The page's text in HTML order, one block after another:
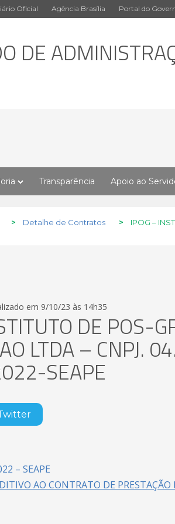
Oficial Agência Brasília Portal do
DE
Transparência Apoio ao
> Detalhe de Contratos >
IPOG –
em 9/10/23 às 14h35
DE POS-
LTDA – CNPJ.
SEAPE
– SEAPE
AO CONTRATO DE PRESTAÇÃO